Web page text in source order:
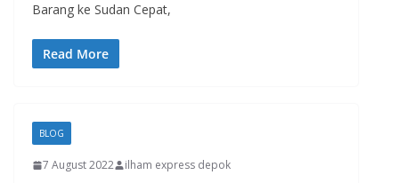
Barang ke Sudan Cepat,
Read More
BLOG
7 August 2022 ilham express depok